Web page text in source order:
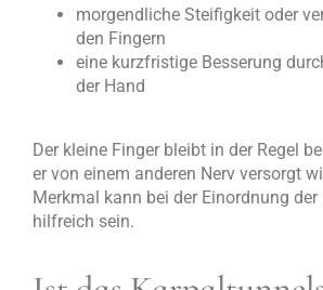
morgendliche Steifigkeit oder
den Fingern
eine kurzfristige Besserung
der Hand
Der kleine Finger bleibt in der Regel
er von einem anderen Nerv versorgt
Merkmal kann bei der Einordnung der
hilfreich sein.